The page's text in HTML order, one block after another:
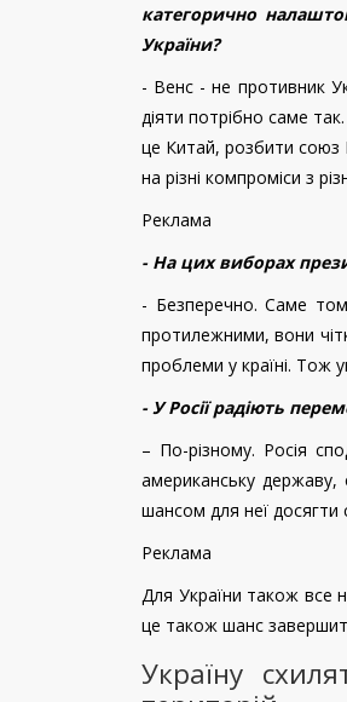
категорично
України?
- Венс - не противник
діяти потрібно саме
це Китай, розбити союз
на різні компроміси з
Реклама
- На цих виборах
- Безперечно. Саме
протилежними, вони
проблеми у країні. Тож
- У Росії радіють
– По-різному. Росія
американську державу,
шансом для неї досягти
Реклама
Для України також все
це також шанс
Україну